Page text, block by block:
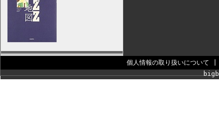
個人情報の取り扱いについて